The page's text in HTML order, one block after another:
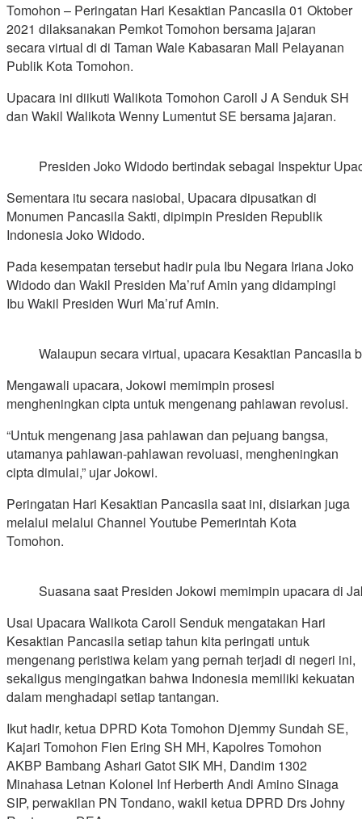
Tomohon – Peringatan Hari Kesaktian Pancasila 01 Oktober
2021 dilaksanakan Pemkot Tomohon bersama jajaran
secara virtual di di Taman Wale Kabasaran Mall Pelayanan
Publik Kota Tomohon.
Upacara ini diikuti Walikota Tomohon Caroll J A Senduk SH
dan Wakil Walikota Wenny Lumentut SE bersama jajaran.
Presiden Joko Widodo bertindak sebagai Inspektur
Sementara itu secara nasiobal, Upacara dipusatkan di
Monumen Pancasila Sakti, dipimpin Presiden Republik
Indonesia Joko Widodo.
Pada kesempatan tersebut hadir pula Ibu Negara Iriana Joko
Widodo dan Wakil Presiden Ma’ruf Amin yang didampingi
Ibu Wakil Presiden Wuri Ma’ruf Amin.
Walaupun secara virtual, upacara Kesaktian Pancasila
Mengawali upacara, Jokowi memimpin prosesi
mengheningkan cipta untuk mengenang pahlawan revolusi.
“Untuk mengenang jasa pahlawan dan pejuang bangsa,
utamanya pahlawan-pahlawan revoluasi, mengheningkan
cipta dimulai,” ujar Jokowi.
Peringatan Hari Kesaktian Pancasila saat ini, disiarkan juga
melalui melalui Channel Youtube Pemerintah Kota
Tomohon.
Suasana saat Presiden Jokowi memimpin upacara di
Usai Upacara Walikota Caroll Senduk mengatakan Hari
Kesaktian Pancasila setiap tahun kita peringati untuk
mengenang peristiwa kelam yang pernah terjadi di negeri ini,
sekaligus mengingatkan bahwa Indonesia memiliki kekuatan
dalam menghadapi setiap tantangan.
Ikut hadir, ketua DPRD Kota Tomohon Djemmy Sundah SE,
Kajari Tomohon Fien Ering SH MH, Kapolres Tomohon
AKBP Bambang Ashari Gatot SIK MH, Dandim 1302
Minahasa Letnan Kolonel Inf Herberth Andi Amino Sinaga
SIP, perwakilan PN Tondano, wakil ketua DPRD Drs Johny